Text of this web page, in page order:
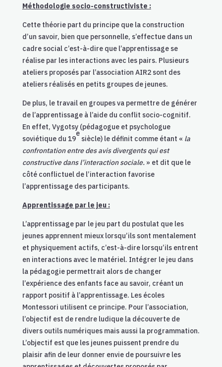
Méthodologie socio-constructiviste :
Cette théorie part du principe que la construction
d’un savoir, bien que personnelle, s’effectue dans un
cadre social c’est-à-dire que l’apprentissage se
réalise par les interactions avec les pairs. Plusieurs
ateliers proposés par l’association AIR2 sont des
ateliers réalisés en petits groupes de jeunes.
De plus, le travail en groupes va permettre de générer
de l’apprentissage à l’aide du conflit socio-cognitif.
En effet, Vygotsy (pédagogue et psychologue
soviétique du 19
e
siècle) le définit comme étant « la
confrontation entre des avis divergents qui est
constructive dans l’interaction sociale. » et dit que le
côté conflictuel de l’interaction favorise
l’apprentissage des participants.
Apprentissage par le jeu :
L’apprentissage par le jeu part du postulat que les
jeunes apprennent mieux lorsqu’ils sont mentalement
et physiquement actifs, c’est-à-dire lorsqu’ils entrent
en interactions avec le matériel. Intégrer le jeu dans
la pédagogie permettrait alors de changer
l’expérience des enfants face au savoir, créant un
rapport positif à l’apprentissage. Les écoles
Montessori utilisent ce principe. Pour l’association,
l’objectif est de rendre ludique la découverte de
divers outils numériques mais aussi la programmation.
L’objectif est que les jeunes puissent prendre du
plaisir afin de leur donner envie de poursuivre les